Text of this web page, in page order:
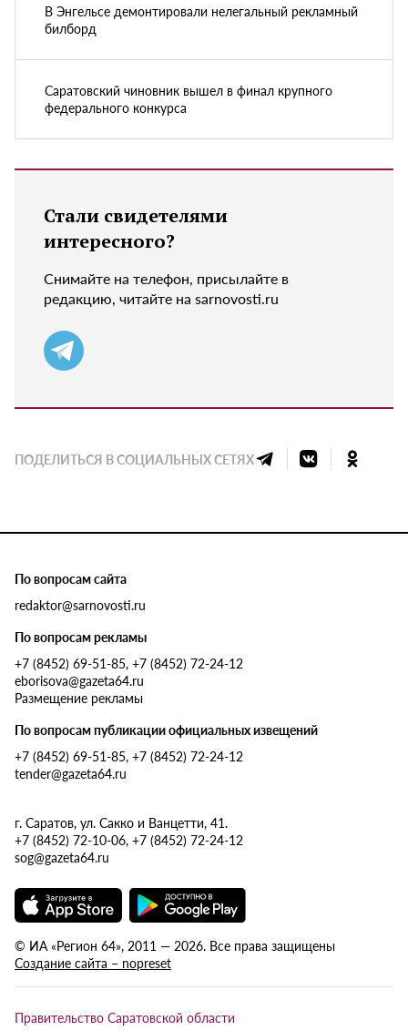
В Энгельсе демонтировали нелегальный рекламный
билборд
Саратовский чиновник вышел в финал крупного
федерального конкурса
Стали свидетелями
интересного?
Снимайте на телефон, присылайте в
редакцию, читайте на sarnovosti.ru
ПОДЕЛИТЬСЯ В СОЦИАЛЬНЫХ СЕТЯХ
По вопросам сайта
redaktor@sarnovosti.ru
По вопросам рекламы
+7 (8452) 69-51-85, +7 (8452) 72-24-12
eborisova@gazeta64.ru
Размещение рекламы
По вопросам публикации официальных извещений
+7 (8452) 69-51-85, +7 (8452) 72-24-12
tender@gazeta64.ru
г. Саратов, ул. Сакко и Ванцетти, 41.
+7 (8452) 72-10-06, +7 (8452) 72-24-12
sog@gazeta64.ru
© ИА «Регион 64», 2011 — 2026. Все права защищены
Создание сайта – nopreset
Правительство Саратовской области